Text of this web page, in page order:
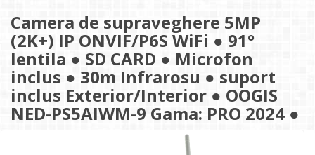
Camera de supraveghere 5MP
(2K+) IP ONVIF/P6S WiFi ● 91°
lentila ● SD CARD ● Microfon
inclus ● 30m Infrarosu ● suport
inclus Exterior/Interior ● OOGIS
NED-PS5AIWM-9 Gama: PRO 2024 ●